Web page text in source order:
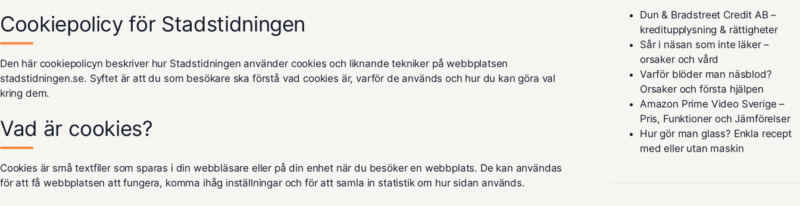
Cookiepolicy för Stadstidningen
Den här cookiepolicyn beskriver hur Stadstidningen använder cookies och liknande tekniker på webbplatsen
stadstidningen.se. Syftet är att du som besökare ska förstå vad cookies är, varför de används och hur du kan göra val
kring dem.
Vad är cookies?
Cookies är små textfiler som sparas i din webbläsare eller på din enhet när du besöker en webbplats. De kan användas
för att få webbplatsen att fungera, komma ihåg inställningar och för att samla in statistik om hur sidan används.
Dun & Bradstreet Credit AB –
kreditupplysning & rättigheter
Sår i näsan som inte läker –
orsaker och vård
Varför blöder man näsblod?
Orsaker och första hjälpen
Amazon Prime Video Sverige –
Pris, Funktioner och Jämförelser
Hur gör man glass? Enkla recept
med eller utan maskin